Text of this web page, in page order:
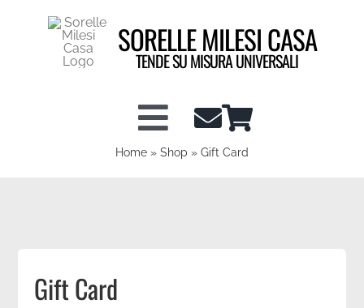
SORELLE MILESI CASA
TENDE SU MISURA UNIVERSALI
Toggle
Shop tende a vetro
Home » Shop » Gift Card
Gift Card